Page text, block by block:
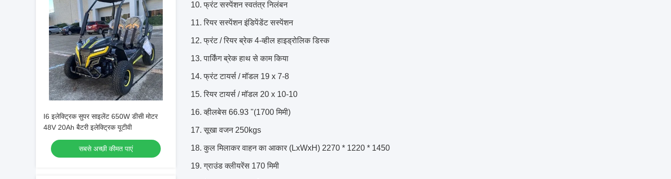
I6 इलेक्ट्रिक सुपर साइलेंट 650W डीसी मोटर
48V 20Ah बैटरी इलेक्ट्रिक यूटीवी
सबसे अच्छी कीमत पाएं
10. फ्रंट सस्पेंशन स्वतंत्र निलंबन
11. रियर सस्पेंशन इंडिपेंडेंट सस्पेंशन
12. फ्रंट / रियर ब्रेक 4-व्हील हाइड्रोलिक डिस्क
13. पार्किंग ब्रेक हाथ से काम किया
14. फ्रंट टायर्स / मॉडल 19 x 7-8
15. रियर टायर्स / मॉडल 20 x 10-10
16. व्हीलबेस 66.93 "(1700 मिमी)
17. सूखा वजन 250kgs
18. कुल मिलाकर वाहन का आकार (LxWxH) 2270 * 1220 * 1450
19. ग्राउंड क्लीयरेंस 170 मिमी